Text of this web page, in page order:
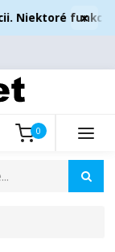
funkcie
×
0